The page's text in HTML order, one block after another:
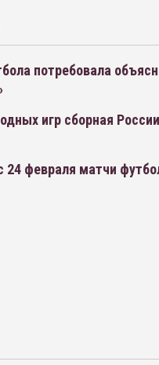
потребовала
игр сборная
24 февраля матчи